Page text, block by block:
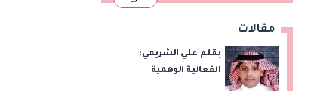
مقالات
بقلم علي الشريمي:
الفعالية الوهمية